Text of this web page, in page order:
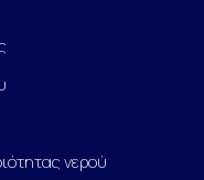
νερού